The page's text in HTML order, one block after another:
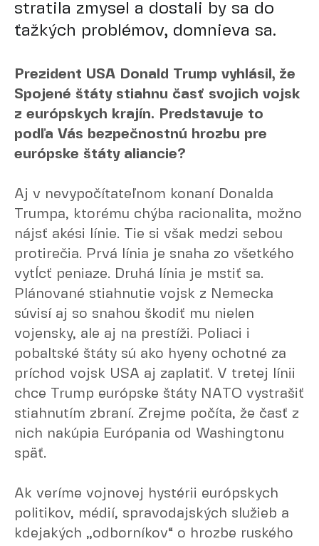
stratila zmysel a dostali by sa do
ťažkých problémov, domnieva sa.
Prezident USA Donald Trump vyhlásil, že
Spojené štáty stiahnu časť svojich vojsk
z európskych krajín. Predstavuje to
podľa Vás bezpečnostnú hrozbu pre
európske štáty aliancie?
Aj v nevypočítateľnom konaní Donalda
Trumpa, ktorému chýba racionalita, možno
nájsť akési línie. Tie si však medzi sebou
protirečia. Prvá línia je snaha zo všetkého
vytĺcť peniaze. Druhá línia je mstiť sa.
Plánované stiahnutie vojsk z Nemecka
súvisí aj so snahou škodiť mu nielen
vojensky, ale aj na prestíži. Poliaci i
pobaltské štáty sú ako hyeny ochotné za
príchod vojsk USA aj zaplatiť. V tretej línii
chce Trump európske štáty NATO vystrašiť
stiahnutím zbraní. Zrejme počíta, že časť z
nich nakúpia Európania od Washingtonu
späť.
Ak veríme vojnovej hystérii európskych
politikov, médií, spravodajských služieb a
kdejakých „odborníkov“ o hrozbe ruského